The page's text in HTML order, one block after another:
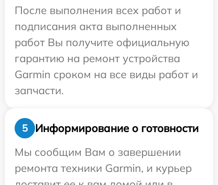
После выполнения всех работ и
подписания акта выполненных
работ Вы получите официальную
гарантию на ремонт устройства
Garmin сроком на все виды работ и
запчасти.
5
Информирование о готовности
Мы сообщим Вам о завершении
ремонта техники Garmin, и курьер